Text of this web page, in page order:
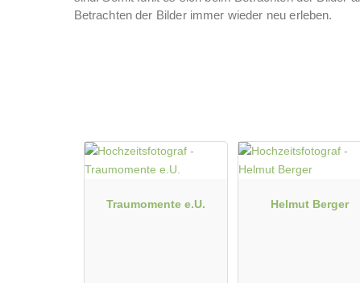
Betrachten der Bilder immer wieder neu erleben.
Traumomente e.U. Helmut Berger